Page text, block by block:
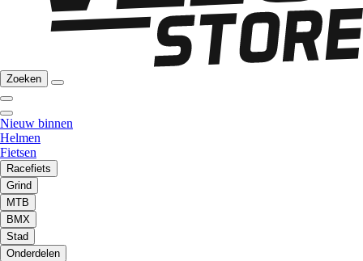
Zoeken
Nieuw binnen
Helmen
Fietsen
Racefiets
Grind
MTB
BMX
Stad
Onderdelen